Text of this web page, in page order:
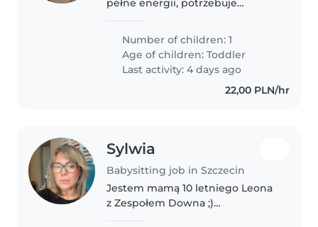
Poszukujemy ciepłej i cierpliwej
opiekunki, która potrafi gotować
i pomagać w domu. Mile..
Number of children: 1
Age of children:Toddler
Last activity: 4 days ago
22,00 PLN/hr
Sylwia
Babysitting job in Szczecin
Jestem mamą 10 letniego Leona
z Zespołem Downa ;)